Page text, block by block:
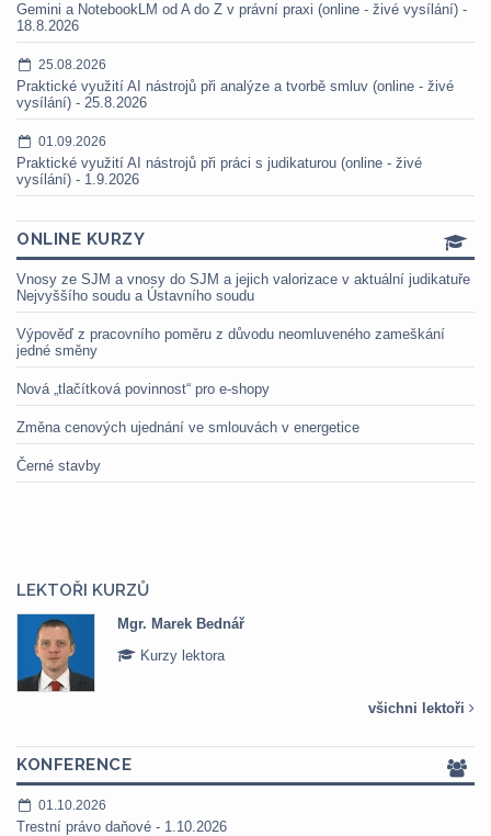
Gemini a NotebookLM od A do Z v právní praxi (online - živé vysílání) -
18.8.2026
25.08.2026
Praktické využití AI nástrojů při analýze a tvorbě smluv (online - živé
vysílání) - 25.8.2026
01.09.2026
Praktické využití AI nástrojů při práci s judikaturou (online - živé
vysílání) - 1.9.2026
ONLINE KURZY
Vnosy ze SJM a vnosy do SJM a jejich valorizace v aktuální judikatuře
Nejvyššího soudu a Ústavního soudu
Výpověď z pracovního poměru z důvodu neomluveného zameškání
jedné směny
Nová „tlačítková povinnost“ pro e-shopy
Změna cenových ujednání ve smlouvách v energetice
Černé stavby
LEKTOŘI KURZŮ
Mgr. Veronika Pázmányová
Kurzy lektora
všichni lektoři
KONFERENCE
01.10.2026
Trestní právo daňové - 1.10.2026